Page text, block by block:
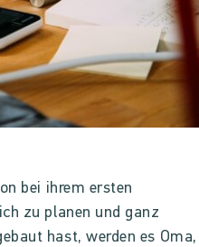
bei ihrem ersten
zu planen und ganz
hast, werden es Oma,